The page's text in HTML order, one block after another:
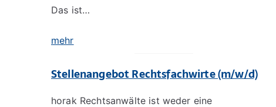
Das ist…
mehr
Stellenangebot Rechtsfachwirte (m/w/d)
horak Rechtsanwälte ist weder eine